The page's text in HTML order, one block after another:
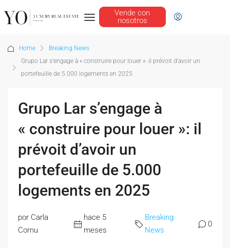
Vende con
nosotros
Home
Breaking News
Grupo Lar s’engage à « construire pour louer »: il prévoit d’avoir un
portefeuille de 5.000 logements en 2025
Grupo Lar s’engage à
« construire pour louer »: il
prévoit d’avoir un
portefeuille de 5.000
logements en 2025
por Carla
Cornu
hace 5
meses
Breaking
News
0